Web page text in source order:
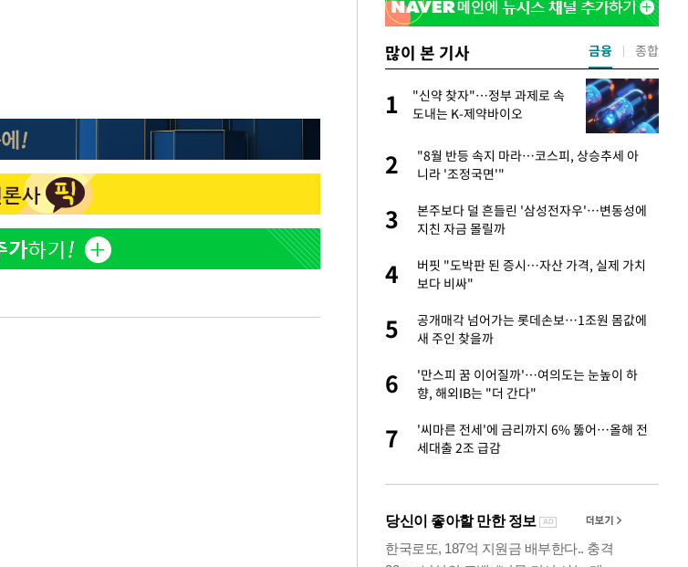
많이 본 기사
2
김지수, '여행사 대표' 변신 근황 "가볼 만하
니…"
3
"바지 벗고 앞뒤로 돌아야 했다"…탈북민 김
서아, 기쁨조 검사 수치심 회상
4
"신약 찾자"…정부 과제로 속도내는 K-제약
5
"여군 지원 막힌 UDT 훈련 직접 해봤습니
1
"신약 찾자"…정부 과제로 속
도내는 K-제약바이오
2
"8월 반등 속지 마라…코스피, 상승추세 아
니라 '조정국면'"
3
본주보다 덜 흔들린 '삼성전자우'…변동성에
지친 자금 몰릴까
4
버핏 "도박판 된 증시…자산 가격, 실제 가치
보다 비싸"
5
공개매각 넘어가는 롯데손보…1조원 몸값에
새 주인 찾을까
6
'만스피 꿈 이어질까'…여의도는 눈높이 하
향, 해외IB는 "더 간다"
7
'씨마른 전세'에 금리까지 6% 뚫어…올해 전
세대출 2조 급감
금융 종합